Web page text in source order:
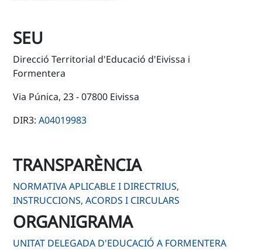
SEU
Direcció Territorial d'Educació d'Eivissa i
Formentera
Via Púnica, 23 - 07800 Eivissa
DIR3:A04019983
TRANSPARÈNCIA
NORMATIVA APLICABLE I DIRECTRIUS,
INSTRUCCIONS, ACORDS I CIRCULARS
ORGANIGRAMA
UNITAT DELEGADA D'EDUCACIÓ A FORMENTERA